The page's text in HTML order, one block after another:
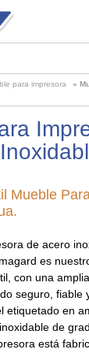
para impresora
»
Mueble
de acero
es
con una
seguro, fiable
etiquetado en
de
está